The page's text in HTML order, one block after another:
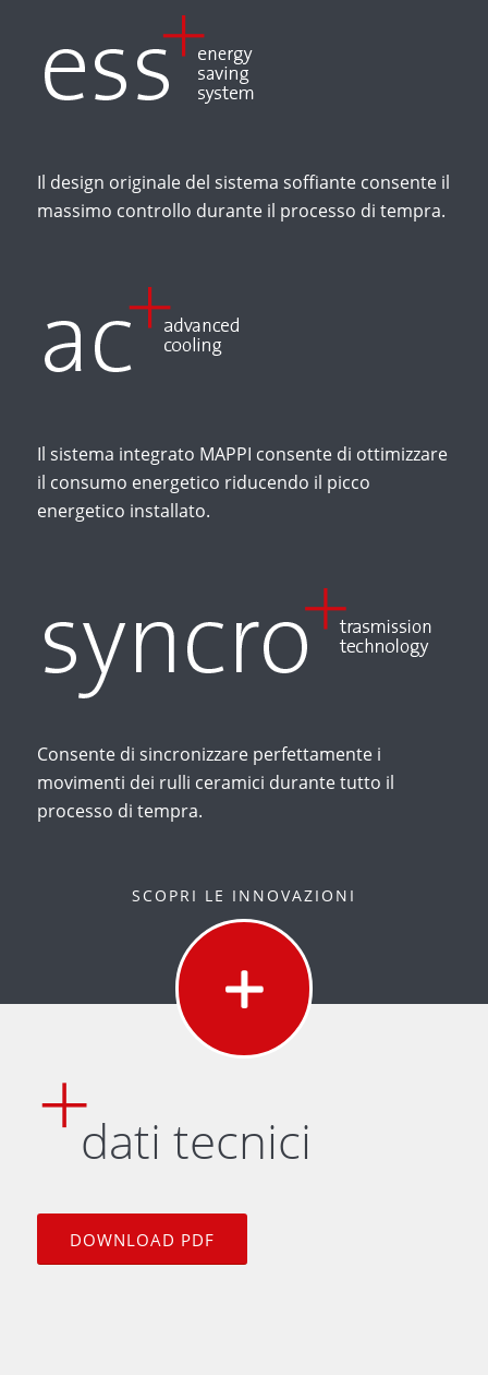
Il design originale del sistema soffiante consente il
massimo controllo durante il processo di tempra.
Il sistema integrato MAPPI consente di ottimizzare
il consumo energetico riducendo il picco
energetico installato.
Consente di sincronizzare perfettamente i
movimenti dei rulli ceramici durante tutto il
processo di tempra.
SCOPRI LE INNOVAZIONI
dati tecnici
DOWNLOAD PDF